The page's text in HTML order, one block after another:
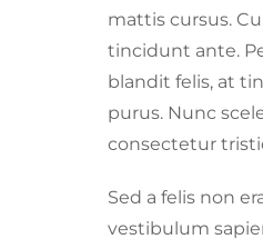
mattis cursus.
tincidunt ante.
blandit felis, at
purus. Nunc
consectetur
Sed a felis non
vestibulum